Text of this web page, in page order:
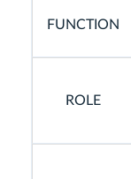
FUNCTION
ROLE